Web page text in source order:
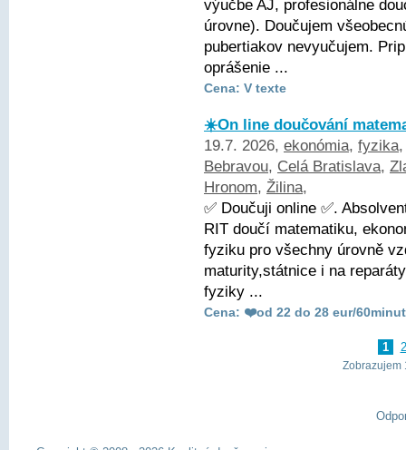
výučbe AJ, profesionálne
úrovne). Doučujem
pubertiakov nevyučujem.
oprášenie ...
Cena: V texte
☀️On line doučování
19.7. 2026, ekonómia, fyzika
Bebravou, Celá Bratislava,
Hronom, Žilina,
✅ Doučuji online ✅.
RIT doučí matematiku,
fyziku pro všechny úrovně
maturity,státnice i na
fyziky ...
Cena: ❤️od 22 do 28 eur/
1 2
Zobrazujem